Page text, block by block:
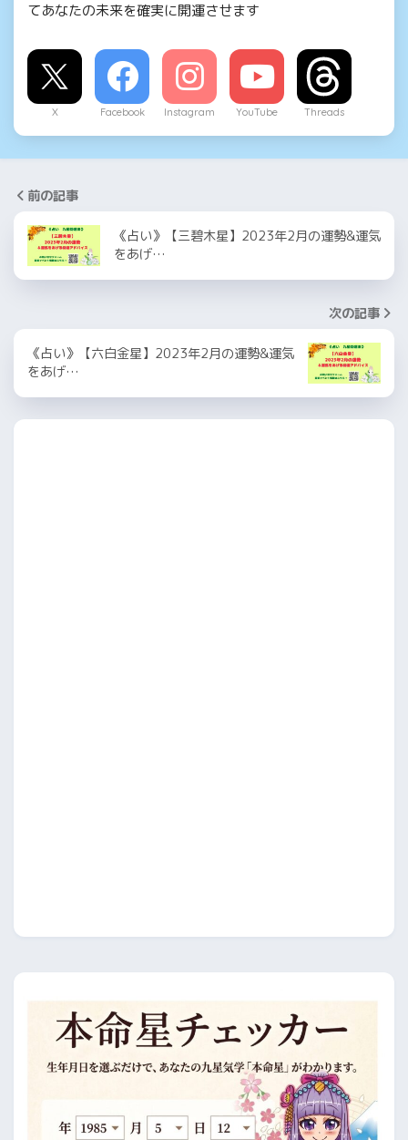
てあなたの未来を確実に開運させます
X Facebook Instagram YouTube Threads
前の記事
《占い》【三碧木星】2023年2月の運勢&運気
をあげ…
次の記事
《占い》【六白金星】2023年2月の運勢&運気
をあげ…